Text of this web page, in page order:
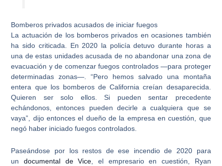
Bomberos privados acusados de iniciar fuegos
La actuación de los bomberos privados en ocasiones también
ha sido criticada. En 2020 la policía detuvo durante horas a
una de estas unidadesacusada de no abandonar una zona de
evacuación y de comenzar fuegos controlados—para proteger
determinadas zonas—. “Pero hemos salvado una montaña
entera que los bomberos de California creían desaparecida.
Quieren ser solo ellos. Si pueden sentar precedente
echándonos, entonces pueden decirle a cualquiera que se
vaya”, dijo entonces el dueño de la empresa en cuestión, que
negó haber iniciado fuegos controlados.
Paseándose por los restos de ese incendio de 2020 para
undocumental de Vice, el empresario en cuestión, Ryan